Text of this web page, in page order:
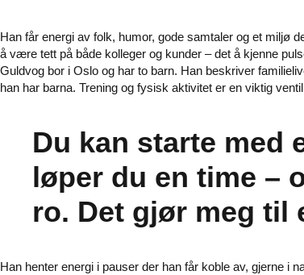
Han får energi av folk, humor, gode samtaler og et miljø
å være tett på både kolleger og kunder – det å kjenne
Guldvog bor i Oslo og har to barn. Han beskriver
han har barna. Trening og fysisk aktivitet er en viktig
Du kan starte med
løper du en time –
ro. Det gjør meg til
Han henter energi i pauser der han får koble av, gjerne i